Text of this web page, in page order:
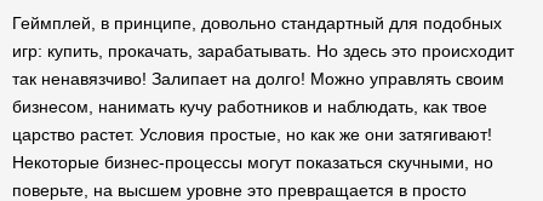
Геймплей, в принципе, довольно стандартный для подобных
игр: купить, прокачать, зарабатывать. Но здесь это происходит
так ненавязчиво! Залипает на долго! Можно управлять своим
бизнесом, нанимать кучу работников и наблюдать, как твое
царство растет. Условия простые, но как же они затягивают!
Некоторые бизнес-процессы могут показаться скучными, но
поверьте, на высшем уровне это превращается в просто